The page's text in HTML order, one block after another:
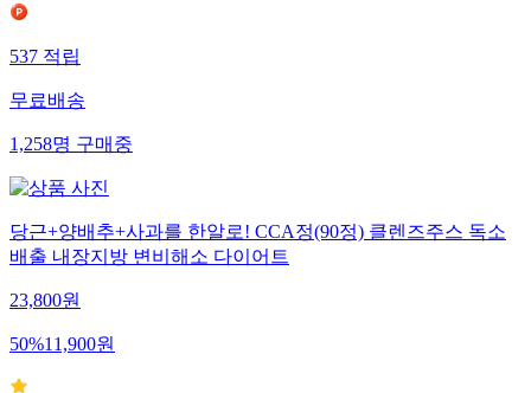
537적립
무료배송
1,258명구매중
당근+양배추+사과를 한알로! CCA정(90정) 클렌즈주스 독소
배출 내장지방 변비해소 다이어트
23,800원
50%11,900원